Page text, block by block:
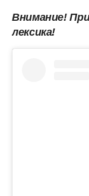
Внимание!
лексика!